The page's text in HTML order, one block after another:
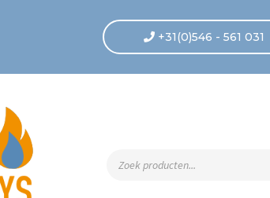
+31(0)546 - 561 031
zoeken